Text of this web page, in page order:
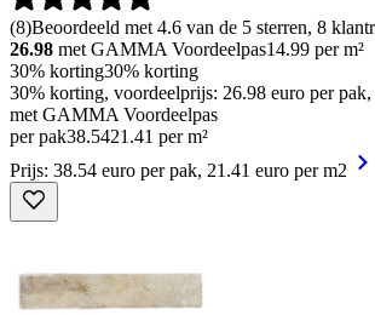
(8)Beoordeeld met 4.6 van de 5 sterren, 8
26.98 met GAMMA Voordeelpas14.99 per m²
30% korting30% korting
30% korting, voordeelprijs: 26.98 euro per
met GAMMA Voordeelpas
per pak38.5421.41 per m²
Prijs: 38.54 euro per pak, 21.41 euro per m2